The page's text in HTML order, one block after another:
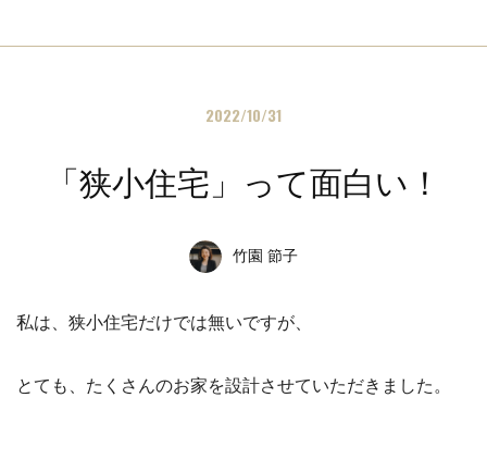
2022/10/31
「狭小住宅」って面白い！
竹園 節子
私は、狭小住宅だけでは無いですが、
とても、たくさんのお家を設計させていただきました。